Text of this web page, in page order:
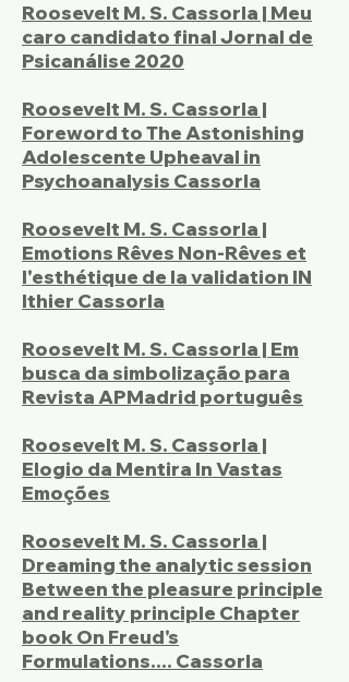
Roosevelt M. S. Cassorla | Meu
caro candidato final Jornal de
Psicanálise 2020
Roosevelt M. S. Cassorla |
Foreword to The Astonishing
Adolescente Upheaval in
Psychoanalysis Cassorla
Roosevelt M. S. Cassorla |
Emotions Rêves Non-Rêves et
l'esthétique de la validation IN
Ithier Cassorla
Roosevelt M. S. Cassorla | Em
busca da simbolização para
Revista APMadrid português
Roosevelt M. S. Cassorla |
Elogio da Mentira In Vastas
Emoções
Roosevelt M. S. Cassorla |
Dreaming the analytic session
Between the pleasure principle
and reality principle Chapter
book On Freud's
Formulations.... Cassorla